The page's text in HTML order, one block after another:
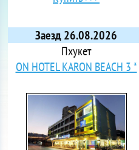
Заезд 26.08.2026
Пхукет
ON HOTEL KARON BEACH 3 *